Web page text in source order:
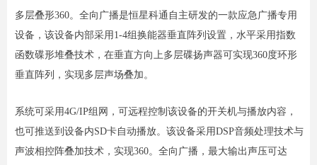
多层叠形360。全向广播是恒星科通自主研发的一款应急广播专用
设备，该设备内部采用1-4组换能器垂直阵列设置，水平采用指数
函数碟形堆叠技术，在垂直方向上多层碟扬声器可实现360度环形
垂直阵列，实现多层声场叠加。
系统可采用4G/IP组网，可远程控制该设备的开关机与播放内容，
也可推送到设备内SD卡自动播放。该设备采用DSP音频处理技术与
声波相控阵叠加技术，实现360。全向广播，最大输出声压可达